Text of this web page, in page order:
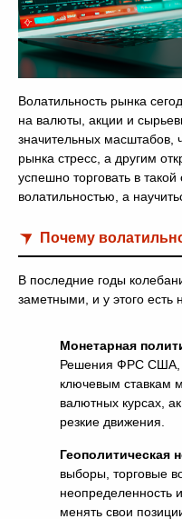
Волатильность рынка
на валюты, акции и
значительных масштабов,
рынка стресс, а другим
успешно торговать в
волатильностью, а
Почему
В последние годы
заметными, и у этого есть
Монетарная
Решения ФРС США,
ключевым ставкам
валютных курсах,
резкие движения.
Геополитическая
выборы, торговые
неопределенность
менять свои